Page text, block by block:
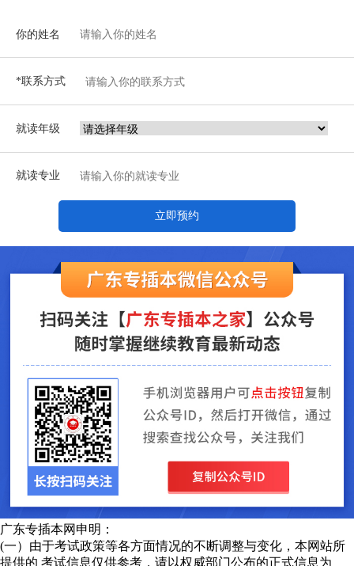
你的姓名
*联系方式
就读年级
就读专业
立即预约
广东专插本网申明：
(一）由于考试政策等各方面情况的不断调整与变化，本网站所
提供的 考试信息仅供参考，请以权威部门公布的正式信息为